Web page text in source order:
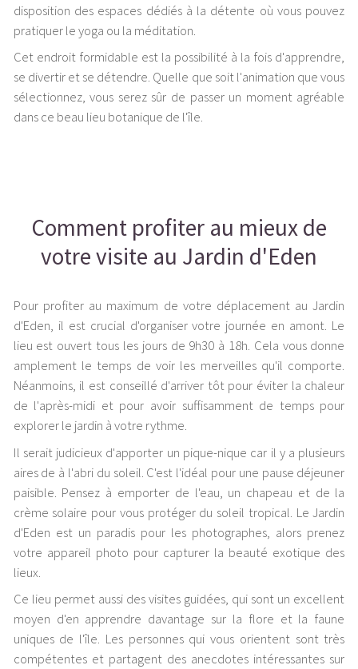
disposition des espaces dédiés à la détente où vous pouvez
pratiquer le yoga ou la méditation.
Cet endroit formidable est la possibilité à la fois d'apprendre,
se divertir et se détendre. Quelle que soit l'animation que vous
sélectionnez, vous serez sûr de passer un moment agréable
dans ce beau lieu botanique de l'île.
Comment profiter au mieux de
votre visite au Jardin d'Eden
Pour profiter au maximum de votre déplacement au Jardin
d'Eden, il est crucial d'organiser votre journée en amont. Le
lieu est ouvert tous les jours de 9h30 à 18h. Cela vous donne
amplement le temps de voir les merveilles qu'il comporte.
Néanmoins, il est conseillé d'arriver tôt pour éviter la chaleur
de l'après-midi et pour avoir suffisamment de temps pour
explorer le jardin à votre rythme.
Il serait judicieux d'apporter un pique-nique car il y a plusieurs
aires de à l'abri du soleil. C'est l'idéal pour une pause déjeuner
paisible. Pensez à emporter de l'eau, un chapeau et de la
crème solaire pour vous protéger du soleil tropical. Le Jardin
d'Eden est un paradis pour les photographes, alors prenez
votre appareil photo pour capturer la beauté exotique des
lieux.
Ce lieu permet aussi des visites guidées, qui sont un excellent
moyen d'en apprendre davantage sur la flore et la faune
uniques de l'île. Les personnes qui vous orientent sont très
compétentes et partagent des anecdotes intéressantes sur